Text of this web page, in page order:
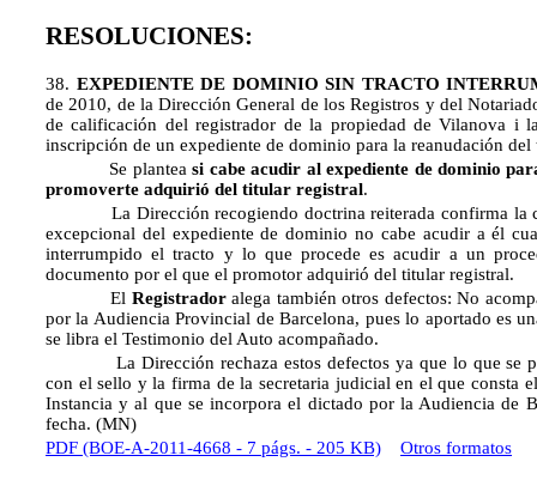
RESOLUCIONES:
38. EXPEDIENTE DE DOMINIO SIN TRACTO
de 2010, de la Dirección General de los Registros y del
de calificación del registrador de la propiedad de Vilanova i
inscripción de un expediente de dominio para la reanudación del
Se planteasi cabe acudir al expediente de dominio
promoverte adquirió del titular registral.
La Dirección recogiendo doctrina reiterada confirma la
excepcional del expediente de dominio no cabe acudir a él
interrumpido el tracto y lo que procede es acudir a un
documento por el que el promotor adquirió del titular registral.
El Registradoralega también otros defectos: No
por la Audiencia Provincial de Barcelona, pues lo aportado es
se libra el Testimonio del Auto acompañado.
La Dirección rechaza estos defectos ya que lo que se
con el sello y la firma de la secretaria judicial en el que consta
Instancia y al que se incorpora el dictado por la Audiencia de
fecha. (MN)
PDF (BOE-A-2011-4668 - 7 págs. - 205 KB)
Otros formatos